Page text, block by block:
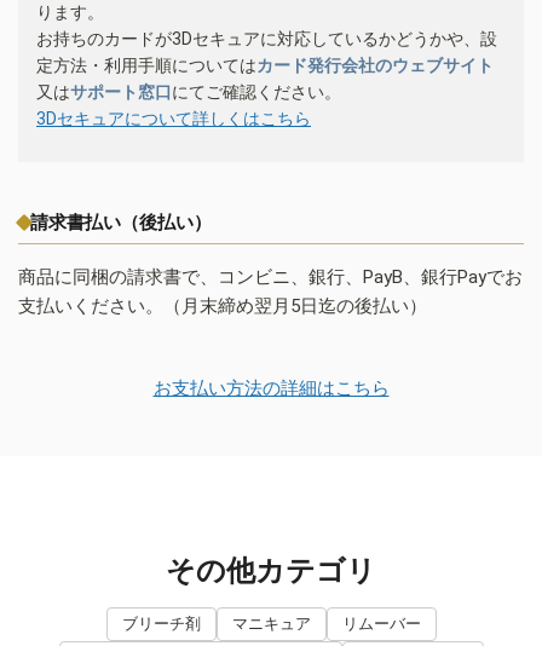
ります。
お持ちのカードが3Dセキュアに対応しているかどうかや、設
定方法・利用手順についてはカード発行会社のウェブサイト
又はサポート窓口にてご確認ください。
3Dセキュアについて詳しくはこちら
請求書払い（後払い）
商品に同梱の請求書で、コンビニ、銀行、PayB、銀行Payでお
支払いください。（月末締め翌月5日迄の後払い）
お支払い方法の詳細はこちら
その他カテゴリ
ブリーチ剤 マニキュア
リムーバー